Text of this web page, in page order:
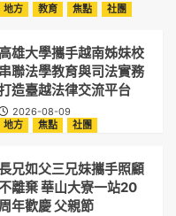
地方 教育 焦點 社團
高雄大學攜手越南姊妹校
串聯法學教育與司法實務
造臺越法律交流平台
2026-08-09
地方 焦點 社團
兄如父三兄妹攜手照顧
離棄 華山大寮一站20
周年歡慶 父親節